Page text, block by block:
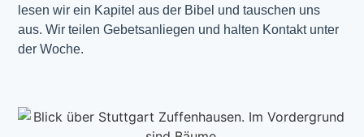
lesen wir ein Kapitel aus der Bibel und tauschen uns
aus. Wir teilen Gebetsanliegen und halten Kontakt unter
der Woche.